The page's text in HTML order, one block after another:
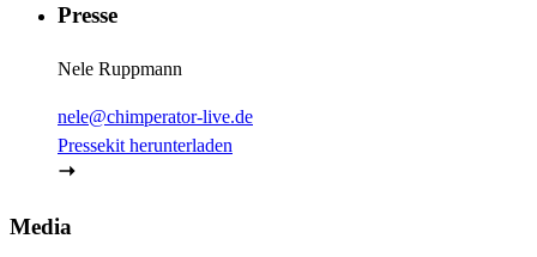
Presse
Nele Ruppmann
nele@chimperator-live.de
Pressekit herunterladen
Media